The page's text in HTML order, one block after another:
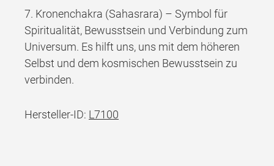
7. Kronenchakra (Sahasrara) – Symbol für
Spiritualität, Bewusstsein und Verbindung zum
Universum. Es hilft uns, uns mit dem höheren
Selbst und dem kosmischen Bewusstsein zu
verbinden.
Hersteller-ID: L7100